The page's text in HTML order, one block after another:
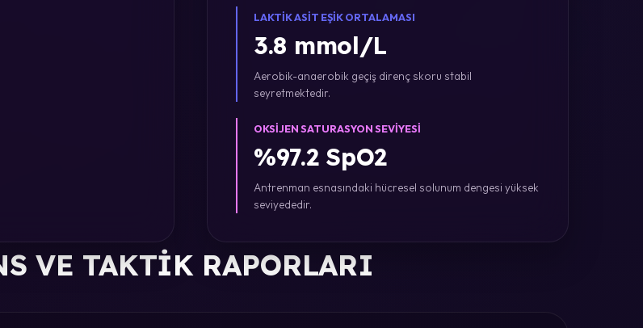
LAKTIK ASIT EŞIK ORTALAMASI
3.8 mmol/L
Aerobik-anaerobik geçiş direnç skoru stabil
seyretmektedir.
OKSIJEN SATURASYON SEVIYESI
%97.2 SpO2
Antrenman esnasındaki hücresel solunum dengesi yüksek
seviyededir.
VE TAKTIK RAPORLARI